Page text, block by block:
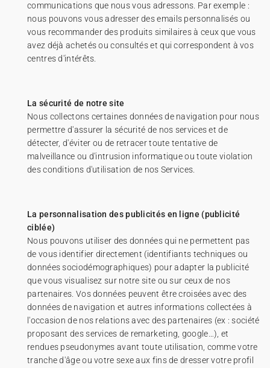
communications que nous vous adressons. Par exemple :
nous pouvons vous adresser des emails personnalisés ou
vous recommander des produits similaires à ceux que vous
avez déjà achetés ou consultés et qui correspondent à vos
centres d'intérêts.
La sécurité de notre site
Nous collectons certaines données de navigation pour nous
permettre d'assurer la sécurité de nos services et de
détecter, d'éviter ou de retracer toute tentative de
malveillance ou d'intrusion informatique ou toute violation
des conditions d'utilisation de nos Services.
La personnalisation des publicités en ligne (publicité
ciblée)
Nous pouvons utiliser des données qui ne permettent pas
de vous identifier directement (identifiants techniques ou
données sociodémographiques) pour adapter la publicité
que vous visualisez sur notre site ou sur ceux de nos
partenaires. Vos données peuvent être croisées avec des
données de navigation et autres informations collectées à
l'occasion de nos relations avec des partenaires (ex : société
proposant des services de remarketing, google…), et
rendues pseudonymes avant toute utilisation, comme votre
tranche d'âge ou votre sexe aux fins de dresser votre profil